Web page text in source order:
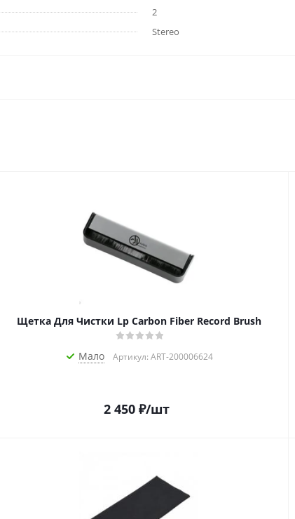
2
Stereo
Щетка Для Чистки Lp Carbon Fiber Record Brush
Мало Артикул: ART-200006624
2 450₽/шт